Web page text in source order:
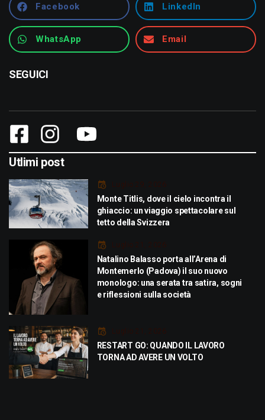
Facebook LinkedIn
WhatsApp Email
SEGUICI
Utlimi post
Luglio 29, 2026
Monte Titlis, dove il cielo incontra il
ghiaccio: un viaggio spettacolare sul
tetto della Svizzera
Luglio 21, 2026
Natalino Balasso porta all’Arena di
Montemerlo (Padova) il suo nuovo
monologo: una serata tra satira, sogni
e riflessioni sulla società
Luglio 21, 2026
RESTART GO: QUANDO IL LAVORO
TORNA AD AVERE UN VOLTO